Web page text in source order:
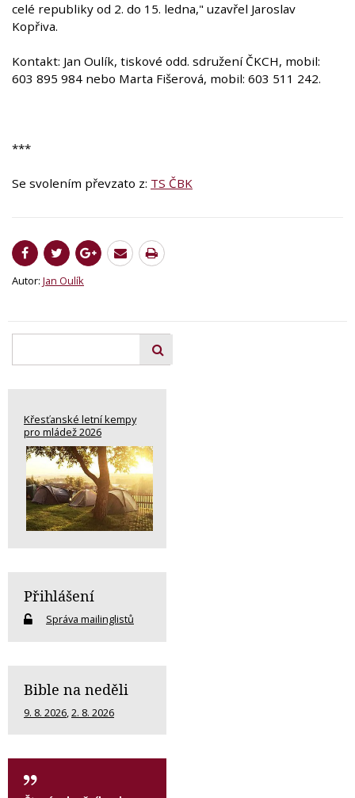
celé republiky od 2. do 15. ledna," uzavřel Jaroslav
Kopřiva.
Kontakt: Jan Oulík, tiskové odd. sdružení ČKCH, mobil:
603 895 984 nebo Marta Fišerová, mobil: 603 511 242.
***
Se svolením převzato z: TS ČBK
Autor: Jan Oulík
Křesťanské letní kempy
pro mládež 2026
Přihlášení
Správa mailinglistů
Bible na neděli
9. 8. 2026,2. 8. 2026